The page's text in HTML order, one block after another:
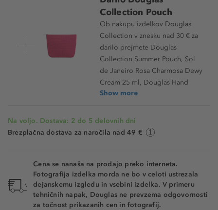
Collection Pouch
Ob nakupu izdelkov Douglas
Collection v znesku nad 30 € za
darilo prejmete Douglas
Collection Summer Pouch, Sol
de Janeiro Rosa Charmosa Dewy
Cream 25 ml, Douglas Hand
Show more
Na voljo. Dostava: 2 do 5 delovnih dni
Brezplačna dostava za naročila nad 49 €
Cena se nanaša na prodajo preko interneta.
Fotografija izdelka morda ne bo v celoti ustrezala
dejanskemu izgledu in vsebini izdelka. V primeru
tehničnih napak, Douglas ne prevzema odgovornosti
za točnost prikazanih cen in fotografij.